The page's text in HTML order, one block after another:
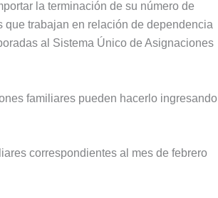
la terminación de su número de
trabajan en relación de dependencia
al Sistema Único de Asignaciones
familiares pueden hacerlo ingresando
correspondientes al mes de febrero